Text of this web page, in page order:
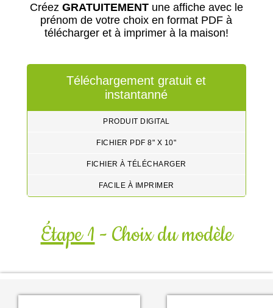
Créez GRATUITEMENTune affiche avec le
prénom de votre choix en format PDF à
télécharger et à imprimer à la maison!
Téléchargement gratuit et
instantanné
PRODUIT DIGITAL
FICHIER PDF 8" X 10"
FICHIER À TÉLÉCHARGER
FACILE À IMPRIMER
Étape 1- Choix du modèle